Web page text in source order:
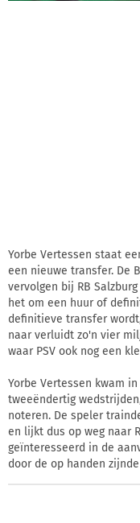
Yorbe Vertessen staat
een nieuwe transfer. De
vervolgen bij RB
het om een huur of
definitieve transfer
naar verluidt zo'n vier
waar PSV ook nog een
Yorbe Vertessen kwam
tweeëndertig
noteren. De speler
en lijkt dus op weg naar
geïnteresseerd in de
door de op handen